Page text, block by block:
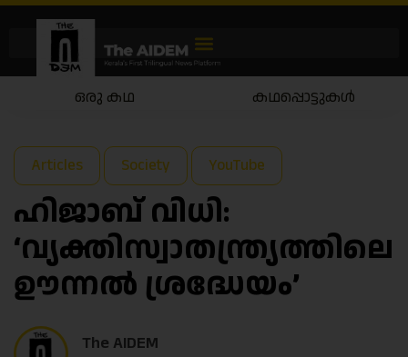
ഒരു കഥ കഥപ്പൊട്ടുകൾ
Articles Society YouTube
ഹിജാബ് വിധി:
‘വ്യക്തിസ്വാതന്ത്ര്യത്തിലെ
ഊന്നൽ ശ്രദ്ധേയം’
The AIDEM